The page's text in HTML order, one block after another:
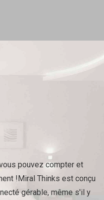
pouvez compter et
!Miral Thinks est conçu
gérable, même s'il y